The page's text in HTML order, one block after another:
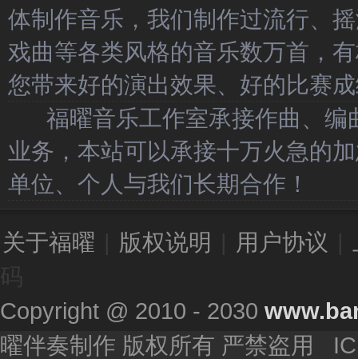
体制作音乐，我们制作过流行、
戏曲等各类风格的音乐数万首，
您带来好的演出效果、好的比赛
福曜音乐工作室承接作曲、编
业务，本站可以承接十万火急的
单位、个人与我们长期合作！
关于福曜 版权说明 用户协议
Copyright @ 2010 - 2030
曜伴奏制作 版权所有 严禁盗用